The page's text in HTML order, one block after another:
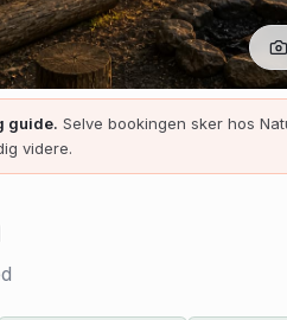
guide. Selve bookingen sker hos
videre.